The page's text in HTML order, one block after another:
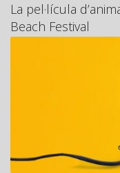
La pel·lícula
Beach Festival